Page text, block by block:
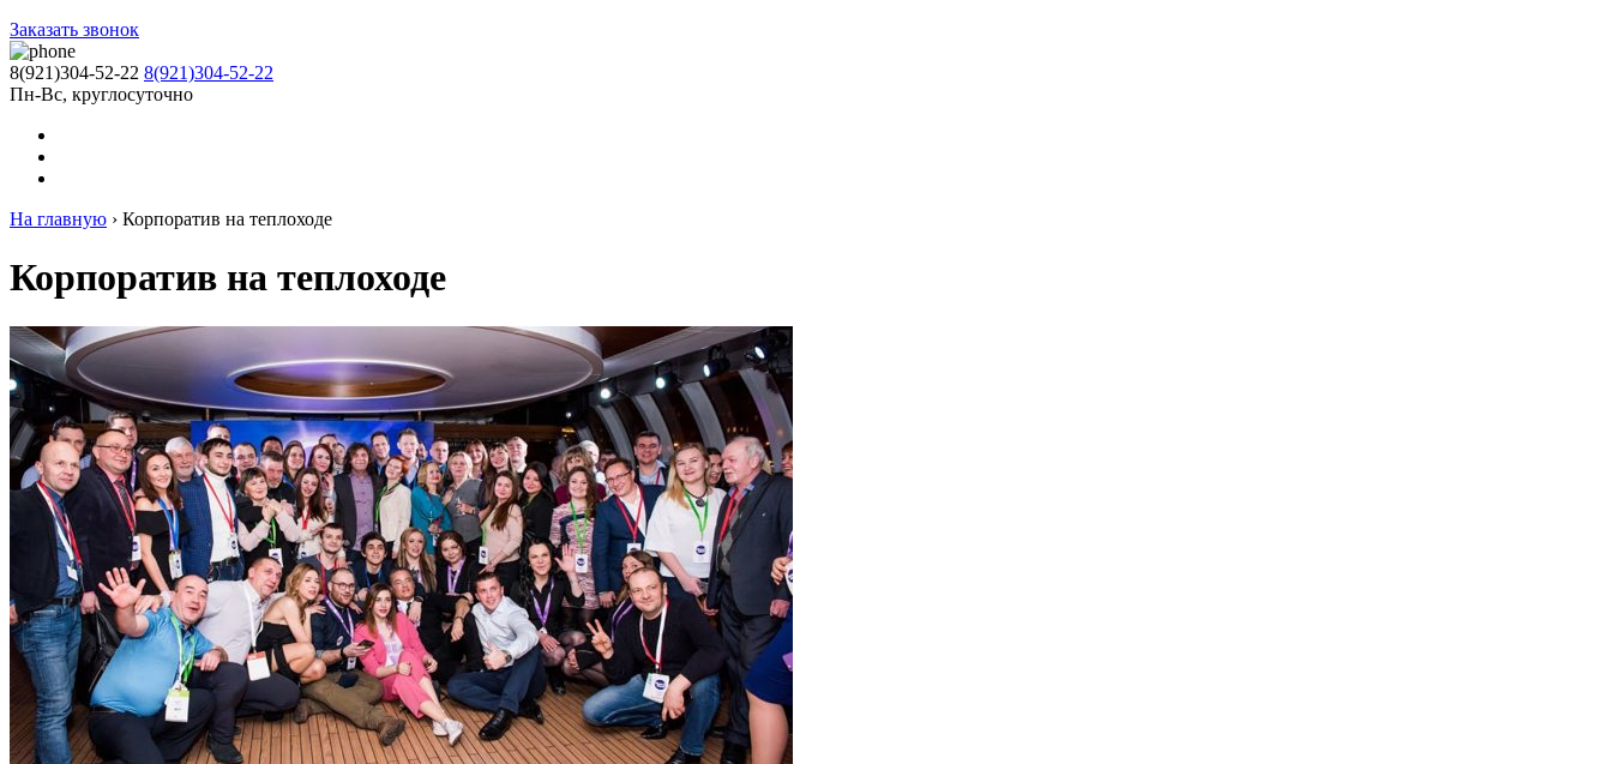
Заказать звонок
8(921)304-52-22 8(921)304-52-22
Пн-Вс, круглосуточно
На главную › Корпоратив на теплоходе
Корпоратив на теплоходе